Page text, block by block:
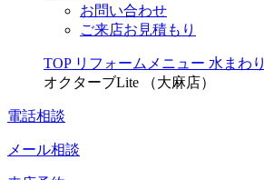
お問い合わせ
ご来店お見積もり
TOP リフォームメニュー 水まわり
オクターブLite （大麻店）
電話相談
メール相談